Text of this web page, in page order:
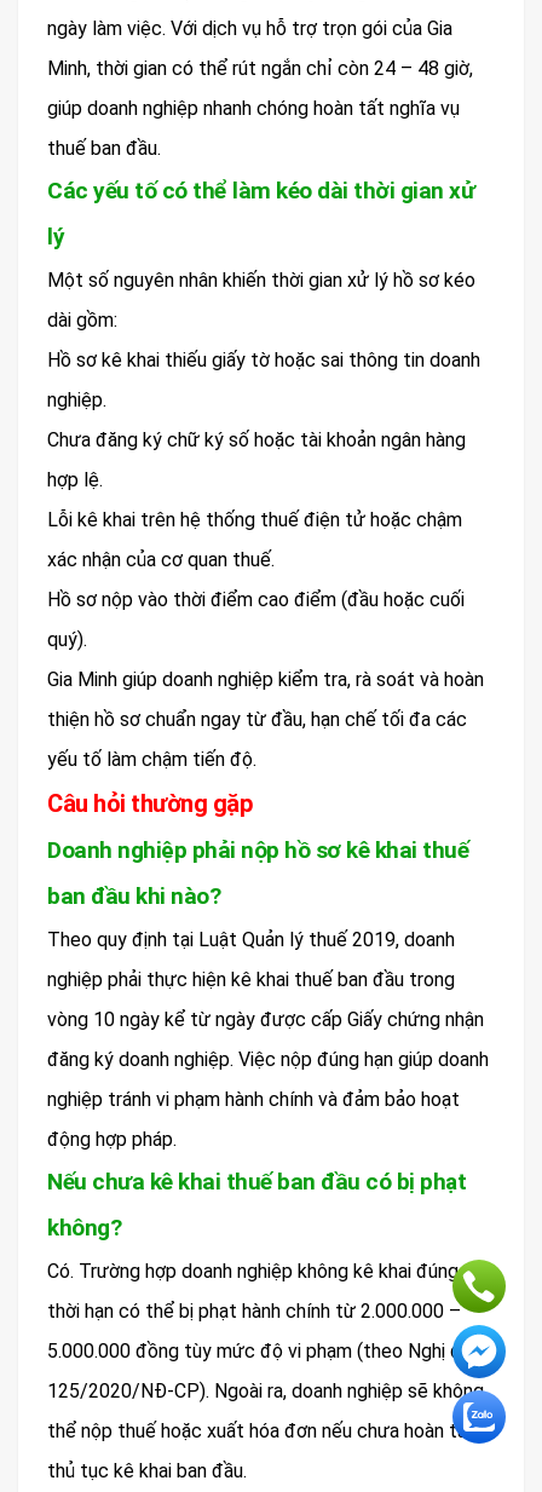
ngày làm việc. Với dịch vụ hỗ trợ trọn gói của Gia
Minh, thời gian có thể rút ngắn chỉ còn 24 – 48 giờ,
giúp doanh nghiệp nhanh chóng hoàn tất nghĩa vụ
thuế ban đầu.
Các yếu tố có thể làm kéo dài thời gian xử
lý
Một số nguyên nhân khiến thời gian xử lý hồ sơ kéo
dài gồm:
Hồ sơ kê khai thiếu giấy tờ hoặc sai thông tin doanh
nghiệp.
Chưa đăng ký chữ ký số hoặc tài khoản ngân hàng
hợp lệ.
Lỗi kê khai trên hệ thống thuế điện tử hoặc chậm
xác nhận của cơ quan thuế.
Hồ sơ nộp vào thời điểm cao điểm (đầu hoặc cuối
quý).
Gia Minh giúp doanh nghiệp kiểm tra, rà soát và hoàn
thiện hồ sơ chuẩn ngay từ đầu, hạn chế tối đa các
yếu tố làm chậm tiến độ.
Câu hỏi thường gặp
Doanh nghiệp phải nộp hồ sơ kê khai thuế
ban đầu khi nào?
Theo quy định tại Luật Quản lý thuế 2019, doanh
nghiệp phải thực hiện kê khai thuế ban đầu trong
vòng 10 ngày kể từ ngày được cấp Giấy chứng nhận
đăng ký doanh nghiệp. Việc nộp đúng hạn giúp doanh
nghiệp tránh vi phạm hành chính và đảm bảo hoạt
động hợp pháp.
Nếu chưa kê khai thuế ban đầu có bị phạt
không?
Có. Trường hợp doanh nghiệp không kê khai đúng
thời hạn có thể bị phạt hành chính từ 2.000.000 –
5.000.000 đồng tùy mức độ vi phạm (theo Nghị định
125/2020/NĐ-CP). Ngoài ra, doanh nghiệp sẽ không
thể nộp thuế hoặc xuất hóa đơn nếu chưa hoàn tất
thủ tục kê khai ban đầu.